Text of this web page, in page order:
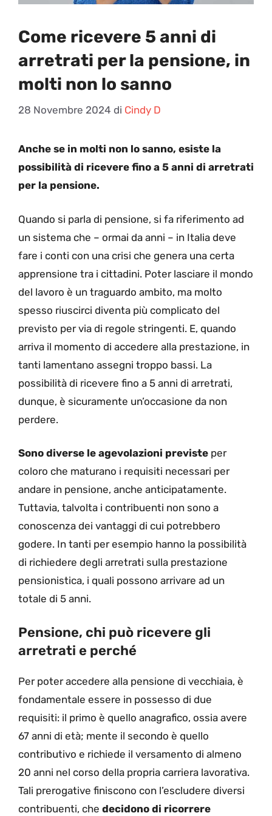
Come ricevere 5 anni di
arretrati per la pensione, in
molti non lo sanno
28 Novembre 2024 di Cindy D
Anche se in molti non lo sanno, esiste la
possibilità di ricevere fino a 5 anni di arretrati
per la pensione.
Quando si parla di pensione, si fa riferimento ad
un sistema che – ormai da anni – in Italia deve
fare i conti con una crisi che genera una certa
apprensione tra i cittadini. Poter lasciare il mondo
del lavoro è un traguardo ambito, ma molto
spesso riuscirci diventa più complicato del
previsto per via di regole stringenti. E, quando
arriva il momento di accedere alla prestazione, in
tanti lamentano assegni troppo bassi. La
possibilità di ricevere fino a 5 anni di arretrati,
dunque, è sicuramente un’occasione da non
perdere.
Sono diverse le agevolazioni previste per
coloro che maturano i requisiti necessari per
andare in pensione, anche anticipatamente.
Tuttavia, talvolta i contribuenti non sono a
conoscenza dei vantaggi di cui potrebbero
godere. In tanti per esempio hanno la possibilità
di richiedere degli arretrati sulla prestazione
pensionistica, i quali possono arrivare ad un
totale di 5 anni.
Pensione, chi può ricevere gli
arretrati e perché
Per poter accedere alla pensione di vecchiaia, è
fondamentale essere in possesso di due
requisiti: il primo è quello anagrafico, ossia avere
67 anni di età; mente il secondo è quello
contributivo e richiede il versamento di almeno
20 anni nel corso della propria carriera lavorativa.
Tali prerogative finiscono con l’escludere diversi
contribuenti, che decidono di ricorrere